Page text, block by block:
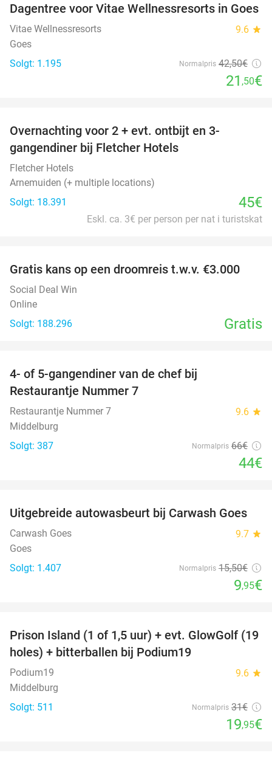
49%
Dagentree voor Vitae Wellnessresorts in Goes
Vitae Wellnessresorts 9.6 star
Goes
Solgt: 1.195
Normalpris 42,50€
21 ,50€
Overnachting voor 2 + evt. ontbijt en 3-
gangendiner bij Fletcher Hotels
Fletcher Hotels
Arnemuiden (+ multiple locations)
Solgt: 18.391
45€
Eskl. ca. 3€ per person per nat i turistskat
Gratis kans op een droomreis t.w.v. €3.000
Social Deal Win
Online
Solgt: 188.296
Gratis
4- of 5-gangendiner van de chef bij
Restaurantje Nummer 7
Restaurantje Nummer 7 9.6 star
Middelburg
Solgt: 387
Normalpris 66€
44€
36%
Uitgebreide autowasbeurt bij Carwash Goes
Carwash Goes 9.7 star
Goes
Solgt: 1.407
Normalpris 15,50€
9,95€
36%
Prison Island (1 of 1,5 uur) + evt. GlowGolf (19
holes) + bitterballen bij Podium19
Podium19 9.6 star
Middelburg
Solgt: 511
Normalpris 31€
19,95€